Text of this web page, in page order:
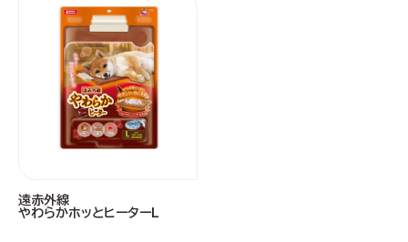
遠赤外線
やわらかホッとヒーターL